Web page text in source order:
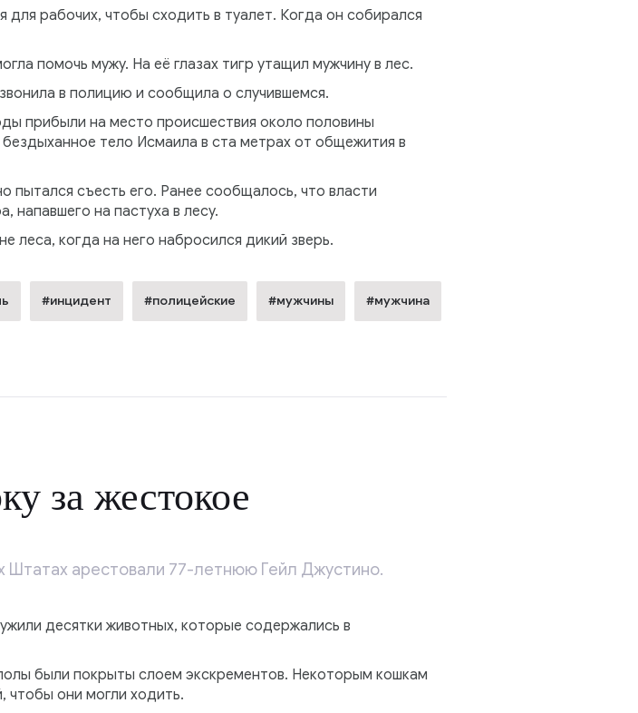
рабочих, чтобы сходить в туалет. Когда он собирался
помочь мужу. На её глазах тигр утащил мужчину в лес.
в полицию и сообщила о случившемся.
прибыли на место происшествия около половины
тело Исмаила в ста метрах от общежития в
съесть его. Ранее сообщалось, что власти
напавшего на пастуха в лесу.
леса, когда на него набросился дикий зверь.
#инцидент #полицейские #мужчины #мужчина
за жестокое
Штатах арестовали 77-летнюю Гейл Джустино.
десятки животных, которые содержались в
были покрыты слоем экскрементов. Некоторым кошкам
чтобы они могли ходить.